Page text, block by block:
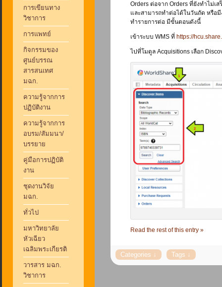
การเขียนทาง
วิชาการ
การแพทย์
กิจกรรมของ
ศูนย์บรรณ
สารสนเทศ
มฉก.
ความรู้จากการ
ปฏิบัติงาน
ความรู้จากการ
อบรม/สัมมนา/
บรรยาย
คู่มือการปฏิบัติ
งาน
ชุดงานวิจัย
มฉก.
ทั่วไป
มหาวิทยาลัย
หัวเฉียว
เฉลิมพระเกียรติ
วารสาร มฉก.
วิชาการ
Orders ต่อจาก Orders ที่ยังทำไม่เ
และสามารถทำต่อได้ในวันถัด หรือ
ทำรายการต่อ มีขั้นตอนดังนี้
เข้าระบบ WMS ที่ https://
ไปที่โมดูล Acquisitions เลือก
Read the rest of this entry »